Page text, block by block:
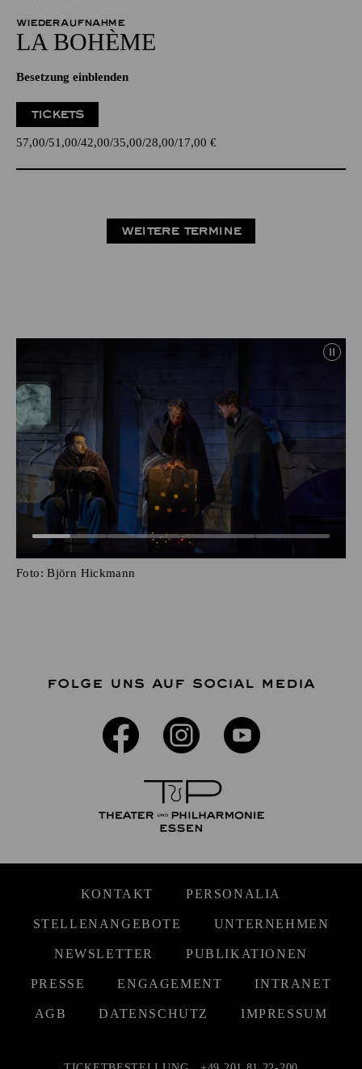
WIEDERAUFNAHME
LA BOHÈME
Besetzung einblenden
TICKETS
57,00 51,00 42,00 35,00 28,00 17,00 €
WEITERE TERMINE
Foto: Björn Hickmann
FOLGE UNS AUF SOCIAL MEDIA
KONTAKT PERSONALIA
STELLENANGEBOTE UNTERNEHMEN
NEWSLETTER PUBLIKATIONEN
PRESSE ENGAGEMENT INTRANET
AGB DATENSCHUTZ IMPRESSUM